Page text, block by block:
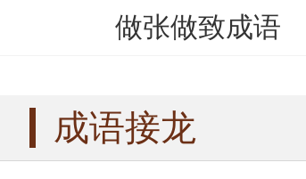
做张做致成语
成语接龙